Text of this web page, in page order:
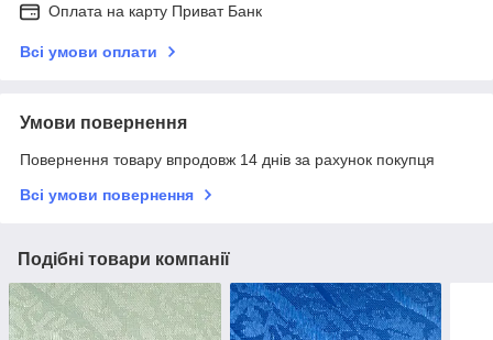
Оплата на карту Приват Банк
Всі умови оплати
Умови повернення
Повернення товару впродовж 14 днів за рахунок покупця
Всі умови повернення
Подібні товари компанії